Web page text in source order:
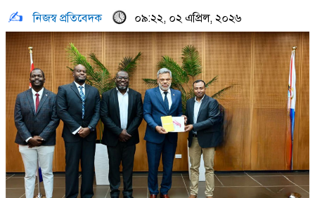
নিজস্ব প্রতিবেদক ০৯:২২, ০২ এপ্রিল, ২০২৬